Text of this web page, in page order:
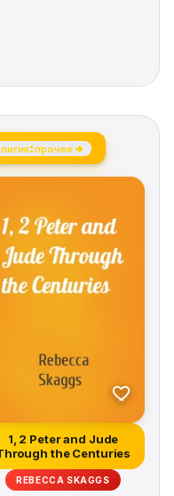
прочее →
1, 2 Peter and Jude
the Centuries
REBECCA SKAGGS